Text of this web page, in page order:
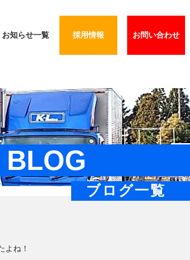
お知らせ一覧 採用情報 お問い合わせ
BLOG
ブログ一覧
よね！